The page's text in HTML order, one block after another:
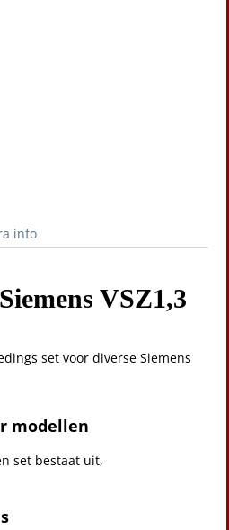
info
VSZ1,3
set voor diverse Siemens
modellen
set bestaat uit,